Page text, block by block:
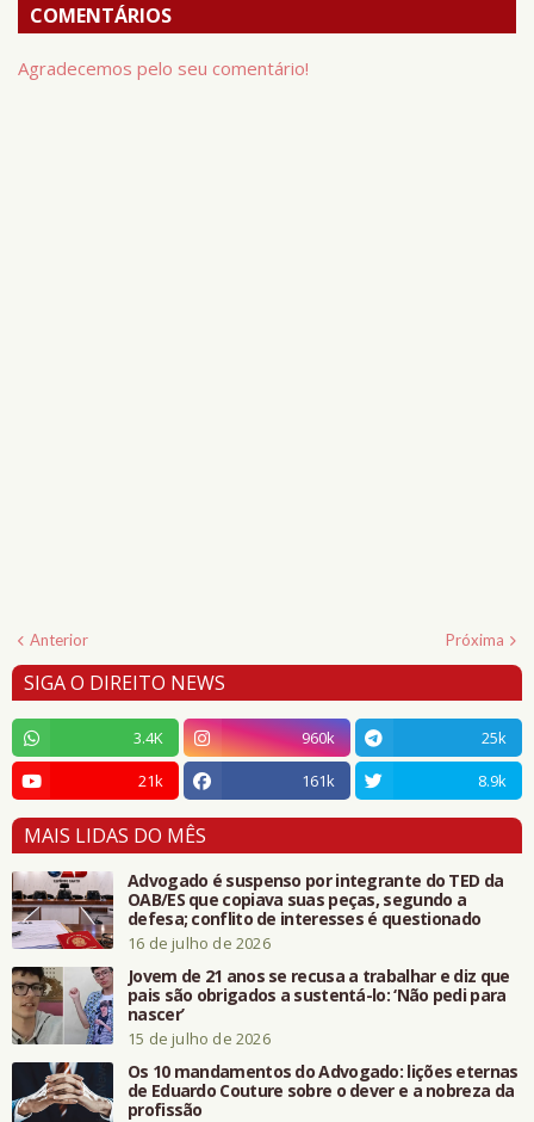
COMENTÁRIOS
Agradecemos pelo seu comentário!
Anterior Próxima
SIGA O DIREITO NEWS
3.4K 960k
25k
21k
161k 8.9k
MAIS LIDAS DO MÊS
Advogado é suspenso por integrante do TED da
OAB/ES que copiava suas peças, segundo a
defesa; conflito de interesses é questionado
16 de julho de 2026
Jovem de 21 anos se recusa a trabalhar e diz que
pais são obrigados a sustentá-lo: ‘Não pedi para
nascer’
15 de julho de 2026
Os 10 mandamentos do Advogado: lições eternas
de Eduardo Couture sobre o dever e a nobreza da
profissão